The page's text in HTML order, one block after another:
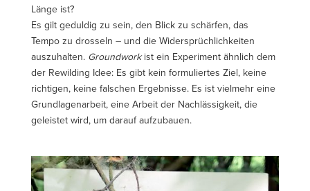
Länge ist?
Es gilt geduldig zu sein, den Blick zu schärfen, das
Tempo zu drosseln – und die Widersprüchlichkeiten
auszuhalten. Groundworkist ein Experiment ähnlich dem
der Rewilding Idee: Es gibt kein formuliertes Ziel, keine
richtigen, keine falschen Ergebnisse. Es ist vielmehr eine
Grundlagenarbeit, eine Arbeit der Nachlässigkeit, die
geleistet wird, um darauf aufzubauen.